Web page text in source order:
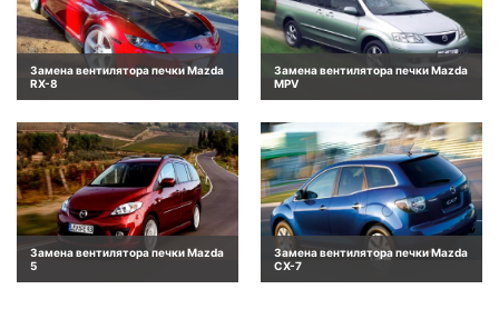
Замена вентилятора печки Mazda
RX-8
Замена вентилятора печки Mazda
MPV
Замена вентилятора печки Mazda
5
Замена вентилятора печки Mazda
CX-7